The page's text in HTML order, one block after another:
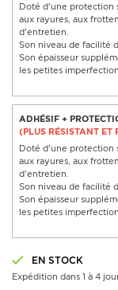
Doté d'une protection
aux rayures, aux
d'entretien.
Son niveau de facilité
Son épaisseur
les petites
ADHÉSIF +
(PLUS RÉSISTANT ET
Doté d'une protection
aux rayures, aux
d'entretien.
Son niveau de facilité
Son épaisseur
les petites
EN STOCK
Expédition dans 1 à 4